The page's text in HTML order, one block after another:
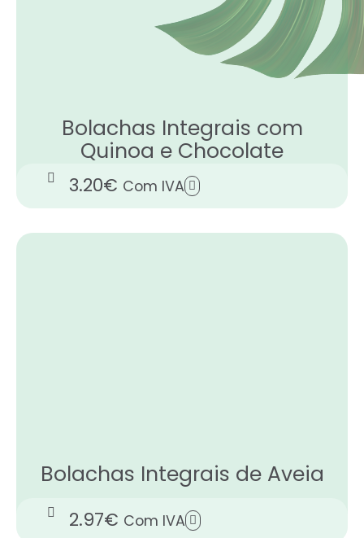
Bolachas Integrais com
Quinoa e Chocolate
3.20€ Com IVA
Bolachas Integrais de Aveia
2.97€ Com IVA